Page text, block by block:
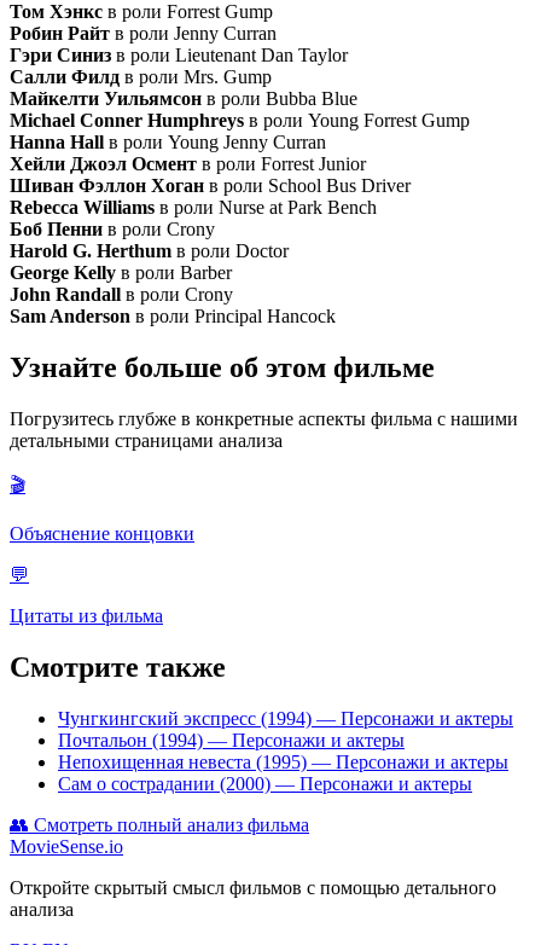
Том Хэнкс в роли Forrest Gump
Робин Райт в роли Jenny Curran
Гэри Синиз в роли Lieutenant Dan Taylor
Салли Филд в роли Mrs. Gump
Майкелти Уильямсон в роли Bubba Blue
Michael Conner Humphreys в роли Young Forrest Gump
Hanna Hall в роли Young Jenny Curran
Хейли Джоэл Осмент в роли Forrest Junior
Шиван Фэллон Хоган в роли School Bus Driver
Rebecca Williams в роли Nurse at Park Bench
Боб Пенни в роли Crony
Harold G. Herthum в роли Doctor
George Kelly в роли Barber
John Randall в роли Crony
Sam Anderson в роли Principal Hancock
Узнайте больше об этом фильме
Погрузитесь глубже в конкретные аспекты фильма с нашими
детальными страницами анализа
🎬
Объяснение концовки
💬
Цитаты из фильма
Смотрите также
Чунгкингский экспресс (1994) — Персонажи и актеры
Почтальон (1994) — Персонажи и актеры
Непохищенная невеста (1995) — Персонажи и актеры
Сам о сострадании (2000) — Персонажи и актеры
👥 Смотреть полный анализ фильма
MovieSense.io
Откройте скрытый смысл фильмов с помощью детального
анализа